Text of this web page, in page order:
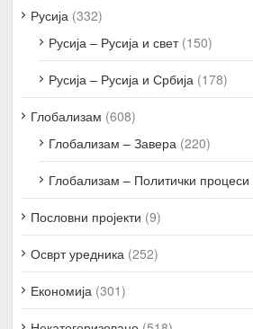
Русија (332)
Русија – Русија и свет(150)
Русија – Русија и Србија (178)
Глобализам (608)
Глобализам – Завера (220)
Глобализам – Политички процеси
Пословни пројекти (9)
Осврт уредника (252)
Економија (301)